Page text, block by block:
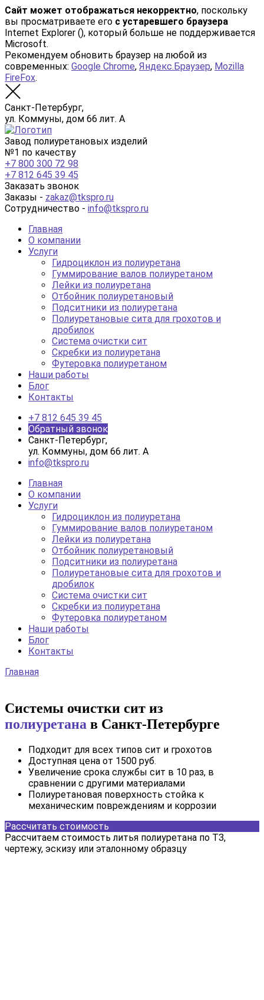
Сайт может отображаться некорректно, поскольку
вы просматриваете его с устаревшего браузера
Internet Explorer (), который больше не поддерживается
Microsoft.
Рекомендуем обновить браузер на любой из
современных: Google Chrome, Яндекс.Браузер, Mozilla
FireFox.
Санкт-Петербург,
ул. Коммуны, дом 66 лит. А
Завод полиуретановых изделий
№1 по качеству
+7 800 300 72 98
+7 812 645 39 45
Заказать звонок
Заказы - zakaz@tkspro.ru
Сотрудничество - info@tkspro.ru
Главная
О компании
Услуги
Гидроциклон из полиуретана
Гуммирование валов полиуретаном
Лейки из полиуретана
Отбойник полиуретановый
Подситники из полиуретана
Полиуретановые сита для грохотов и
дробилок
Система очистки сит
Скребки из полиуретана
Футеровка полиуретаном
Наши работы
Блог
Контакты
+7 812 645 39 45
Обратный звонок
Санкт-Петербург,
ул. Коммуны, дом 66 лит. А
info@tkspro.ru
Главная
О компании
Услуги
Гидроциклон из полиуретана
Гуммирование валов полиуретаном
Лейки из полиуретана
Отбойник полиуретановый
Подситники из полиуретана
Полиуретановые сита для грохотов и
дробилок
Система очистки сит
Скребки из полиуретана
Футеровка полиуретаном
Наши работы
Блог
Контакты
Главная
Системы очистки сит из
полиуретана в Санкт-Петербурге
Подходит для всех типов сит и грохотов
Доступная цена от 1500 руб.
Увеличение срока службы сит в 10 раз, в
сравнении с другими материалами
Полиуретановая поверхность стойка к
механическим повреждениям и коррозии
Рассчитать стоимость
Рассчитаем стоимость литья полиуретана по ТЗ,
чертежу, эскизу или эталонному образцу